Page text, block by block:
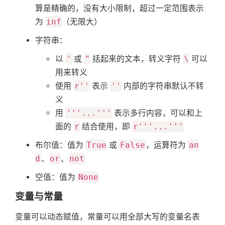
算是精确的，没有大小限制，超过一定范围表示
为 inf
（无限大）
字符串：
以 ' 或 " 括起来的文本，转义字符 \ 可以
用来转义
使用 r'' 表示 '' 内部的字符串默认不转
义
用
'''...''' 表示多行内容，可以和上
面的 r 结合使用，即 r'''...'''
布尔值：值为 True 或 False ，运算符为 an
d 、 or 、
not
空值：值为 None
变量与常量
变量可以动态赋值，常量可以用全部大写的变量名表